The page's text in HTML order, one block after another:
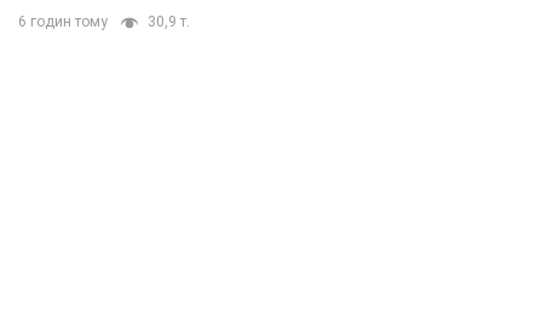
6 годин тому 30,9 т.